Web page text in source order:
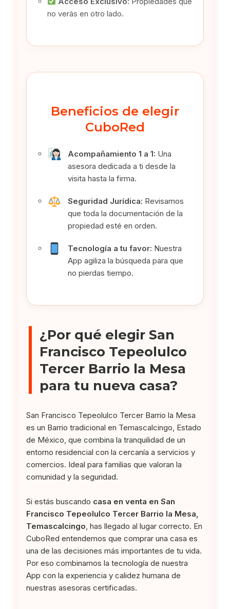
no verás en otro lado.
Beneficios de elegir
CuboRed
Acompañamiento 1 a 1: Una
asesora dedicada a ti desde la
visita hasta la firma.
Seguridad Jurídica: Revisamos
que toda la documentación de la
propiedad esté en orden.
Tecnología a tu favor: Nuestra
App agiliza la búsqueda para que
no pierdas tiempo.
¿Por qué elegir San
Francisco Tepeolulco
Tercer Barrio la Mesa
para tu nueva casa?
San Francisco Tepeolulco Tercer Barrio la Mesa
es un Barrio tradicional en Temascalcingo, Estado
de México, que combina la tranquilidad de un
entorno residencial con la cercanía a servicios y
comercios. Ideal para familias que valoran la
comunidad y la seguridad.
Si estás buscando casa en venta en San
Francisco Tepeolulco Tercer Barrio la Mesa,
Temascalcingo , has llegado al lugar correcto. En
CuboRed entendemos que comprar una casa es
una de las decisiones más importantes de tu vida.
Por eso combinamos la tecnología de nuestra
App con la experiencia y calidez humana de
nuestras asesoras certificadas.